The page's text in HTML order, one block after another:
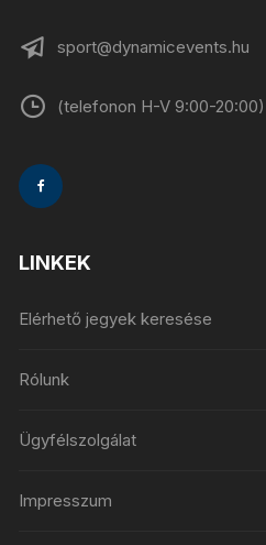
sport@dynamicevents.hu
(telefonon H-V 9:00-20:00)
LINKEK
Elérhető jegyek keresése
Rólunk
Ügyfélszolgálat
Impresszum